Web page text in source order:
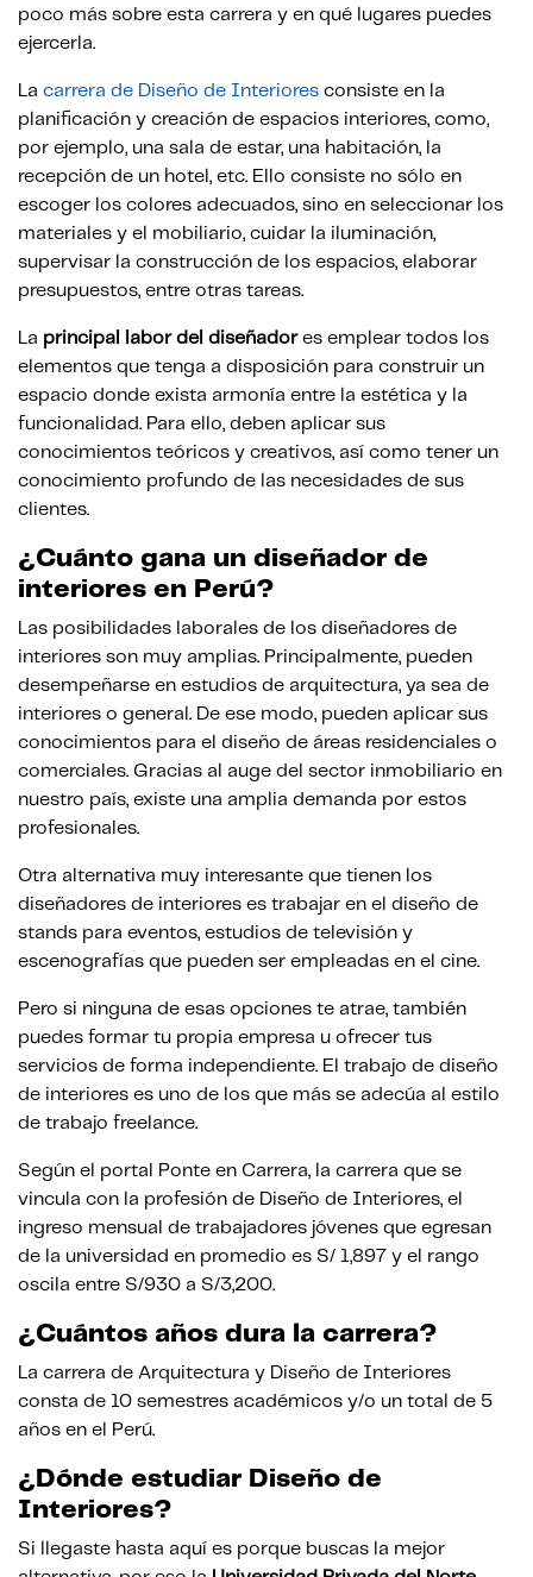
poco más sobre esta carrera y en qué lugares puedes
ejercerla.
La carrera de Diseño de Interiores consiste en la
planificación y creación de espacios interiores, como,
por ejemplo, una sala de estar, una habitación, la
recepción de un hotel, etc. Ello consiste no sólo en
escoger los colores adecuados, sino en seleccionar los
materiales y el mobiliario, cuidar la iluminación,
supervisar la construcción de los espacios, elaborar
presupuestos, entre otras tareas.
La principal labor del diseñador es emplear todos los
elementos que tenga a disposición para construir un
espacio donde exista armonía entre la estética y la
funcionalidad. Para ello, deben aplicar sus
conocimientos teóricos y creativos, así como tener un
conocimiento profundo de las necesidades de sus
clientes.
¿Cuánto gana un diseñador de
interiores en Perú?
Las posibilidades laborales de los diseñadores de
interiores son muy amplias. Principalmente, pueden
desempeñarse en estudios de arquitectura, ya sea de
interiores o general. De ese modo, pueden aplicar sus
conocimientos para el diseño de áreas residenciales o
comerciales. Gracias al auge del sector inmobiliario en
nuestro país, existe una amplia demanda por estos
profesionales.
Otra alternativa muy interesante que tienen los
diseñadores de interiores es trabajar en el diseño de
stands para eventos, estudios de televisión y
escenografías que pueden ser empleadas en el cine.
Pero si ninguna de esas opciones te atrae, también
puedes formar tu propia empresa u ofrecer tus
servicios de forma independiente. El trabajo de diseño
de interiores es uno de los que más se adecúa al estilo
de trabajo freelance.
Según el portal Ponte en Carrera, la carrera que se
vincula con la profesión de Diseño de Interiores, el
ingreso mensual de trabajadores jóvenes que egresan
de la universidad en promedio es S/ 1,897 y el rango
oscila entre S/930 a S/3,200.
¿Cuántos años dura la carrera?
La carrera de Arquitectura y Diseño de Interiores
consta de 10 semestres académicos y/o un total de 5
años en el Perú.
¿Dónde estudiar Diseño de
Interiores?
Si llegaste hasta aquí es porque buscas la mejor